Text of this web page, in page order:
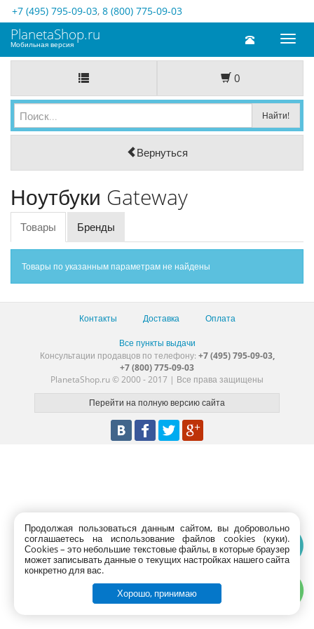
+7 (495) 795-09-03, 8 (800) 775-09-03
Toggle
PlanetaShop.ru
Мобильная версия
0
Вернуться
Ноутбуки Gateway
Товары Бренды
Товары по указанным параметрам не найдены
Контакты Доставка Оплата
Все пункты выдачи
Консультации продавцов по телефону: +7 (495) 795-09-03,
+7 (800) 775-09-03
PlanetaShop.ru © 2000 - 2017 | Все права защищены
Продолжая пользоваться данным сайтом, вы добровольно
соглашаетесь на использование файлов cookies (куки).
Сookies – это небольшие текстовые файлы, в которые браузер
может записывать данные о текущих настройках нашего сайта
конкретно для вас.
Хорошо, принимаю